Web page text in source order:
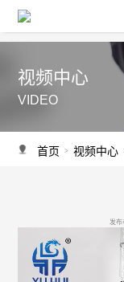
视频中心
VIDEO
首页 > 视频中心
资讯推荐
予辉实验仪器亮相广
发布